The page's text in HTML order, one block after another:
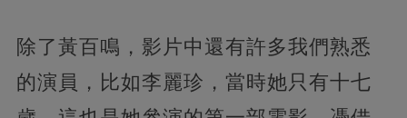
除了黃百鳴，影片中還有許多我們熟悉
的演員，比如李麗珍，當時她只有十七